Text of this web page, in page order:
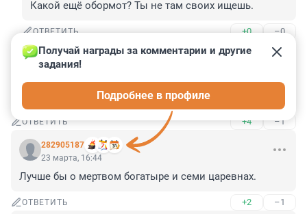
Какой ещё обормот? Ты не там своих ищешь.
ОТВЕТИТЬ +0 –0
Гость
23 марта, 16:45
Уверен, что Тинто Брасс или Джо д'Амато выжали бы
из этого сюжета максимум.
ОТВЕТИТЬ +4 –1
282905187
Получай награды за комментарии и другие
задания!
Подробнее в профиле
23 марта, 16:44
Лучше бы о мертвом богатыре и семи царевнах.
ОТВЕТИТЬ +2 –1